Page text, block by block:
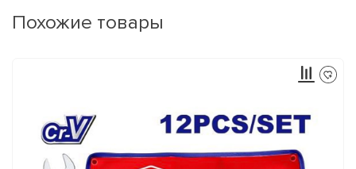
Похожие товары